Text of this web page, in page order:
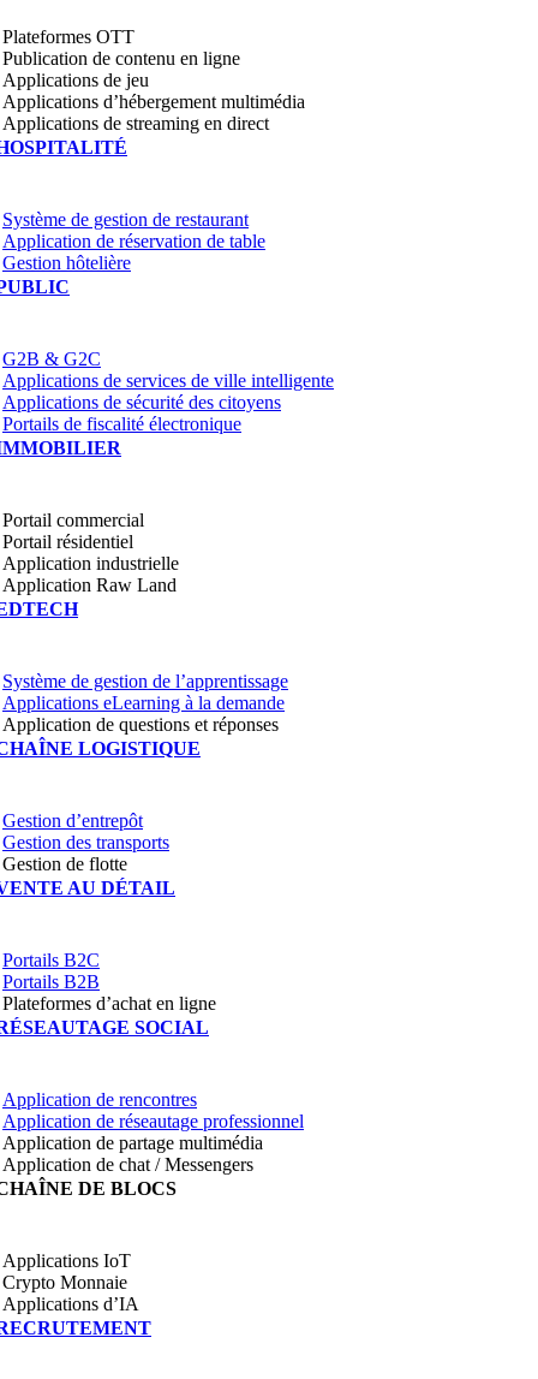
Plateformes OTT
Publication de contenu en ligne
Applications de jeu
Applications d’hébergement multimédia
Applications de streaming en direct
Système de gestion de restaurant
Application de réservation de table
Gestion hôtelière
G2B & G2C
Applications de services de ville intelligente
Applications de sécurité des citoyens
Portails de fiscalité électronique
Portail commercial
Portail résidentiel
Application industrielle
Application Raw Land
Système de gestion de l’apprentissage
Applications eLearning à la demande
Application de questions et réponses
LOGISTIQUE
Gestion d’entrepôt
Gestion des transports
Gestion de flotte
AU DÉTAIL
Portails B2C
Portails B2B
Plateformes d’achat en ligne
SOCIAL
Application de rencontres
Application de réseautage professionnel
Application de partage multimédia
Application de chat / Messengers
DE BLOCS
Applications IoT
Crypto Monnaie
Applications d’IA